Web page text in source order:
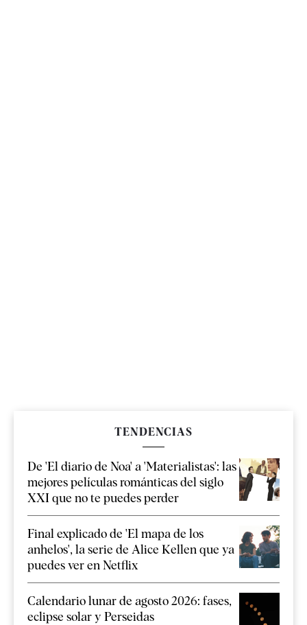
TENDENCIAS
De 'El diario de Noa' a 'Materialistas': las
mejores películas románticas del siglo
XXI que no te puedes perder
Final explicado de 'El mapa de los
anhelos', la serie de Alice Kellen que ya
puedes ver en Netflix
Calendario lunar de agosto 2026: fases,
eclipse solar y Perseidas